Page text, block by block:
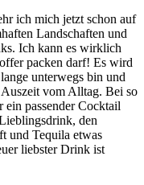
ich mich jetzt schon auf
Landschaften und
Ich kann es wirklich
packen darf! Es wird
unterwegs bin und
vom Alltag. Bei so
passender Cocktail
den
und Tequila etwas
liebster Drink ist